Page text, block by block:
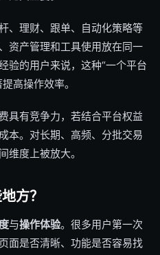
、理财、跟单、自动化策略等
资产管理和工具使用放在同一
验的用户来说，这种“一个平台
高操作效率。
具有竞争力，若结合平台权益
本。对长期、高频、分批交易
维度上被放大。
方？
与操作体验。很多用户第一次
面是否清晰、功能是否容易找